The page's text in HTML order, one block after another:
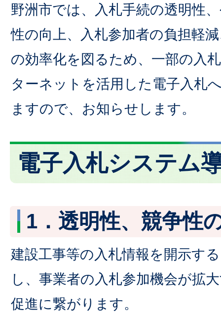
野洲市では、入札手続の透明性
性の向上、入札参加者の負担軽
の効率化を図るため、一部の入
ターネットを活用した電子入札
ますので、お知らせします。
電子入札システム
1．透明性、競争性
建設工事等の入札情報を開示す
し、事業者の入札参加機会が拡
促進に繋がります。